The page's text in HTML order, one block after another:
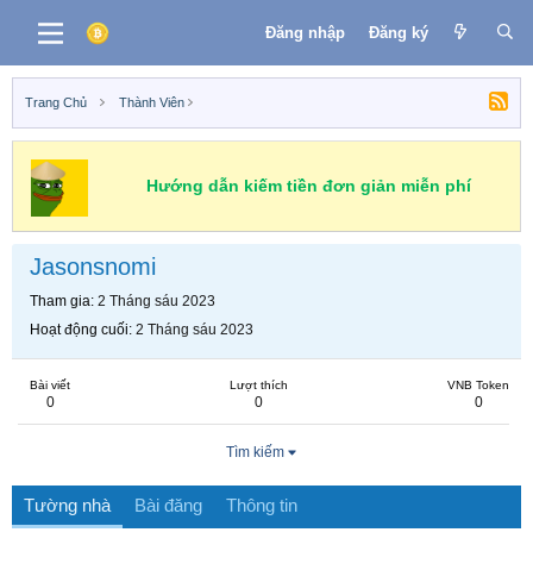
Đăng nhập Đăng ký
Trang Chủ Thành Viên
Hướng dẫn kiếm tiền đơn giản miễn phí
Jasonsnomi
Tham gia 2 Tháng sáu 2023
Hoạt động cuối 2 Tháng sáu 2023
Bài viết
0
Lượt thích
0
VNB Token
0
Tìm kiếm
Tường nhà Bài đăng Thông tin